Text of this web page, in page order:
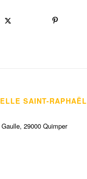
SAINT-RAPHAËL
29000 Quimper